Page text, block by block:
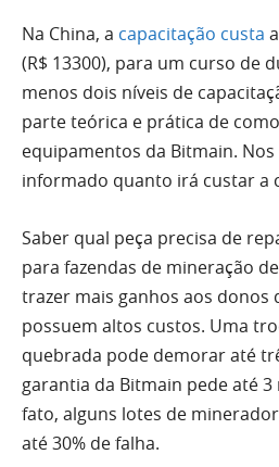
Na China, a capacitação custa
(R$ 13300), para um curso de
menos dois níveis de
parte teórica e prática de
equipamentos da Bitmain. Nos
informado quanto irá custar a
Saber qual peça precisa de
para fazendas de mineração
trazer mais ganhos aos donos
possuem altos custos. Uma
quebrada pode demorar até
garantia da Bitmain pede até 3
fato, alguns lotes de
até 30% de falha.